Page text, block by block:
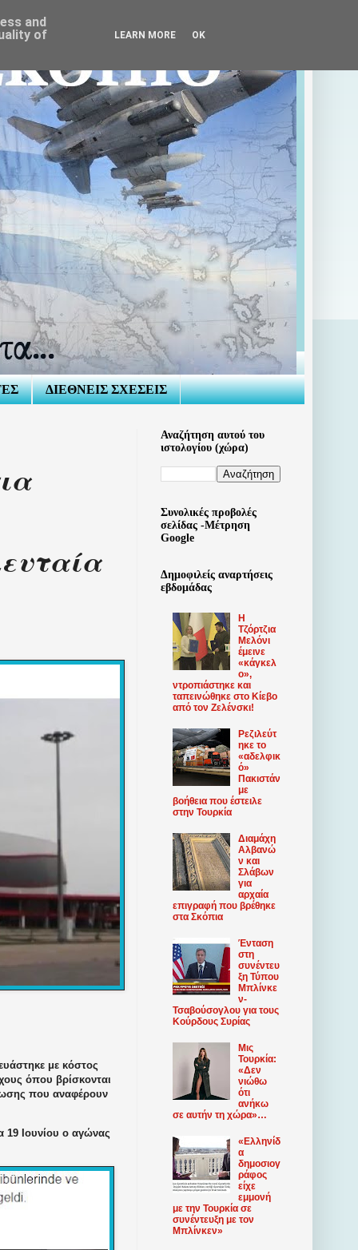
ΔΙΕΘΝΕΙΣ ΣΧΕΣΕΙΣ
με κόστος
όπου βρίσκονται
που αναφέρουν
19 Ιουνίου ο αγώνας
Αναζήτηση αυτού του
ιστολογίου (χώρα)
Συνολικές προβολές
σελίδας -Μέτρηση
Google
Δημοφιλείς αναρτήσεις
εβδομάδας
Η
Τζόρτζια
Μελόνι
έμεινε
«κάγκελ
ο»,
ντροπιάστηκε και
ταπεινώθηκε στο Κίεβο
από τον Ζελένσκι!
Ρεζιλεύτ
ηκε το
«αδελφικ
ό»
Πακιστάν
με
βοήθεια που έστειλε
στην Τουρκία
Διαμάχη
Αλβανώ
ν και
Σλάβων
για
αρχαία
επιγραφή που βρέθηκε
στα Σκόπια
Ένταση
στη
συνέντευ
ξη Τύπου
Μπλίνκε
ν-
Τσαβούσογλου για τους
Κούρδους Συρίας
Μις
Τουρκία:
«Δεν
νιώθω
ότι
ανήκω
σε αυτήν τη χώρα»…
«Ελληνίδ
α
δημοσιογ
ράφος
είχε
εμμονή
με την Τουρκία σε
συνέντευξη με τον
Μπλίνκεν»
and
of
LEARN MORE OK